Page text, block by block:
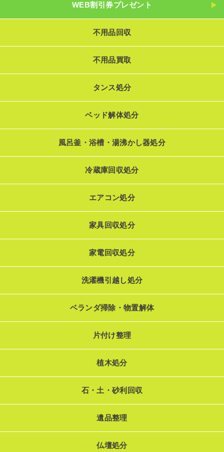
WEB割引券プレゼント
不用品回収
不用品買取
タンス処分
ベッド解体処分
風呂釜・浴槽・湯沸かし器処分
冷蔵庫回収処分
エアコン処分
家具回収処分
家電回収処分
洗濯機引越し処分
ベランダ掃除・物置解体
片付け整理
植木処分
石・土・砂利回収
遺品整理
仏壇処分